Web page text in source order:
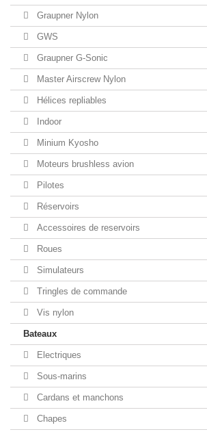
Graupner Nylon
GWS
Graupner G-Sonic
Master Airscrew Nylon
Hélices repliables
Indoor
Minium Kyosho
Moteurs brushless avion
Pilotes
Réservoirs
Accessoires de reservoirs
Roues
Simulateurs
Tringles de commande
Vis nylon
Bateaux
Electriques
Sous-marins
Cardans et manchons
Chapes